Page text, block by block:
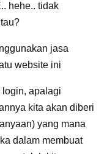
hehe.. tidak
jasa
website ini
login, apalagi
kita akan diberi
yang mana
dalam membuat